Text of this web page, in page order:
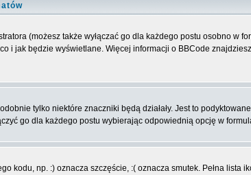
(możesz także wyłączać go dla każdego postu osobno w
i jak będzie wyświetlane. Więcej informacji o BBCode
tylko niektóre znaczniki będą działały. Jest to
go dla każdego postu wybierając odpowiednią opcję w
np. :) oznacza szczęście, :( oznacza smutek. Pełna lista